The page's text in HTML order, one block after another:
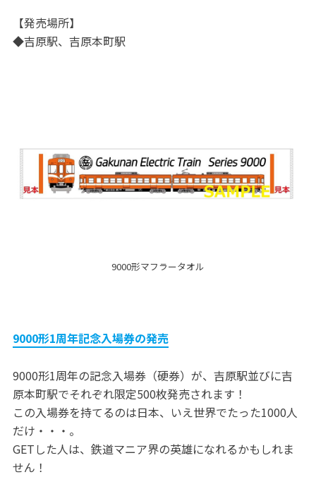
【発売場所】
◆吉原駅、吉原本町駅
9000形マフラータオル
9000形1周年記念入場券の発売
9000形1周年の記念入場券（硬券）が、吉原駅並びに吉
原本町駅でそれぞれ限定500枚発売されます！
この入場券を持てるのは日本、いえ世界でたった1000人
だけ・・・。
GETした人は、鉄道マニア界の英雄になれるかもしれま
せん！